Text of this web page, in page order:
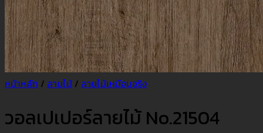
หน้าหลัก / ลายไม้ / ลายไม้เหมือนจริง
วอลเปเปอร์ลายไม้ No.21504